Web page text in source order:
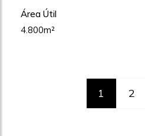
Área Útil
4.800m²
1 2